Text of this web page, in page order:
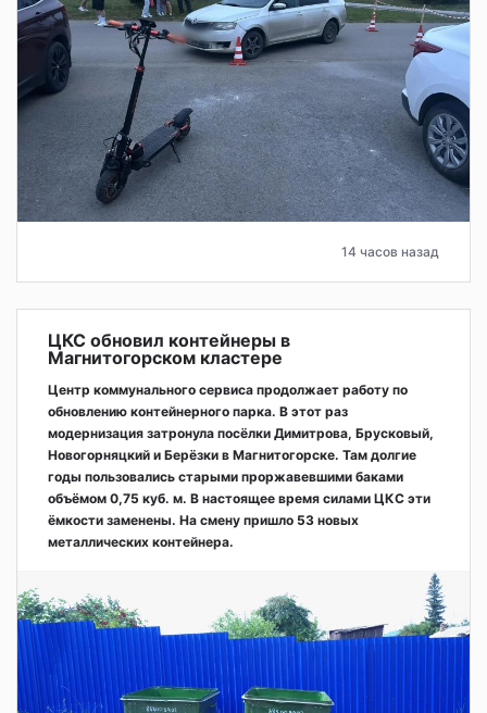
14 часов назад
ЦКС обновил контейнеры в
Магнитогорском кластере
Центр коммунального сервиса продолжает работу по
обновлению контейнерного парка. В этот раз
модернизация затронула посёлки Димитрова, Брусковый,
Новогорняцкий и Берёзки в Магнитогорске. Там долгие
годы пользовались старыми проржавевшими баками
объёмом 0,75 куб. м. В настоящее время силами ЦКС эти
ёмкости заменены. На смену пришло 53 новых
металлических контейнера.